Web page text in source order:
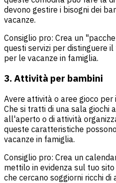
devono gestire i bisogni dei
vacanze.
Consiglio pro: Crea un
questi servizi per distinguere
per le vacanze in famiglia.
3. Attività per bambini
Avere attività o aree gioco
Che si tratti di una sala giochi
all'aperto o di attività
queste caratteristiche
vacanze in famiglia.
Consiglio pro: Crea un
mettilo in evidenza sul tuo
che cercano soggiorni ricchi di